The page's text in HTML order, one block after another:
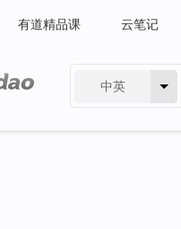
有道精品课 云笔记
中英